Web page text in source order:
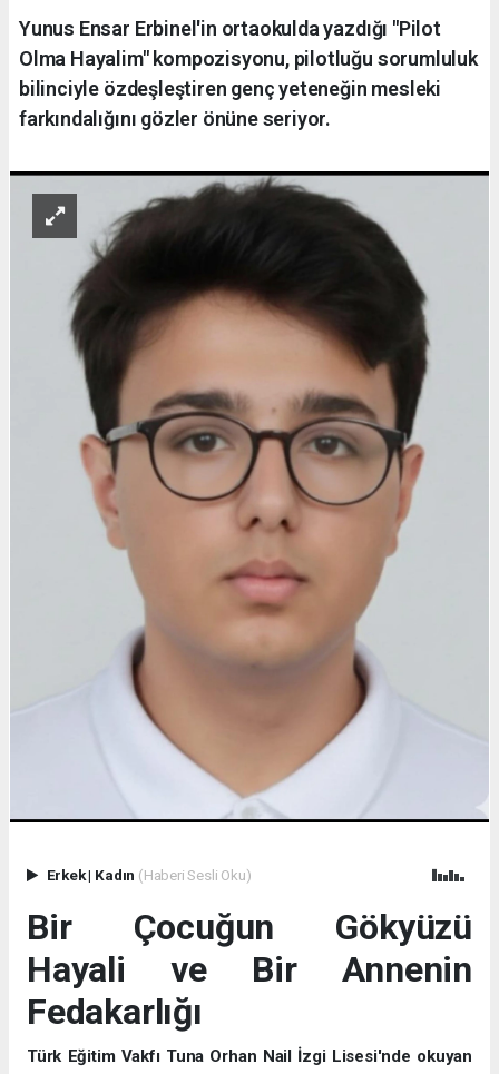
Yunus Ensar Erbinel'in ortaokulda yazdığı "Pilot
Olma Hayalim" kompozisyonu, pilotluğu sorumluluk
bilinciyle özdeşleştiren genç yeteneğin mesleki
farkındalığını gözler önüne seriyor.
Erkek| Kadın (Haberi Sesli Oku)
Bir Çocuğun Gökyüzü
Hayali ve Bir Annenin
Fedakarlığı
Türk Eğitim Vakfı Tuna Orhan Nail İzgi Lisesi'nde okuyan